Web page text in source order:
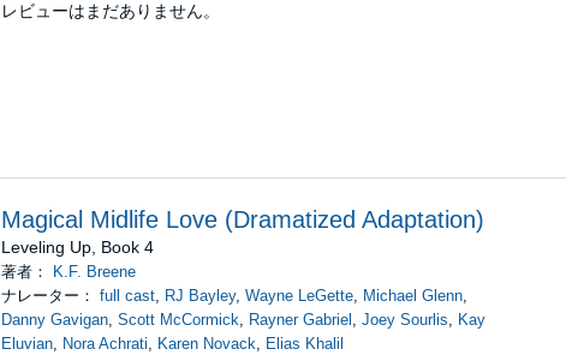
レビューはまだありません。
Magical Midlife Love (Dramatized Adaptation)
Leveling Up, Book 4
著者：
K.F. Breene
ナレーター： full cast, RJ Bayley, Wayne LeGette, Michael Glenn,
Danny Gavigan, Scott McCormick, Rayner Gabriel , Joey Sourlis, Kay
Eluvian, Nora Achrati, Karen Novack, Elias Khalil